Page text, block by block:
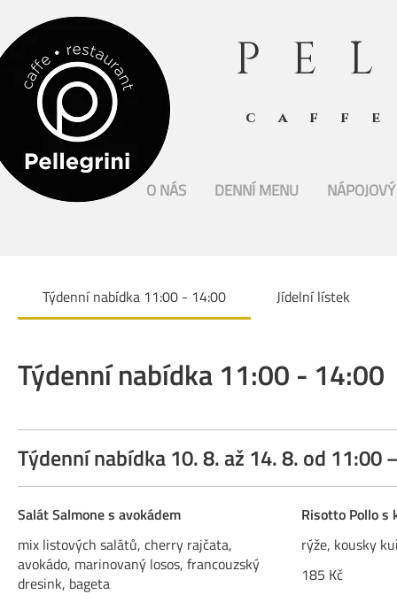
O NÁS DENNÍ MENU
Týdenní nabídka 11:00 - 14:00 Jídelní lístek
Týdenní nabídka 11:00 - 14:00
Týdenní nabídka 10. 8. až 14. 8. od 11:00
Salát Salmone s avokádem
mix listových salátů, cherry rajčata,
avokádo, marinovaný losos, francouzský
dresink, bageta
Risotto Pollo s
rýže, kousky
185 Kč